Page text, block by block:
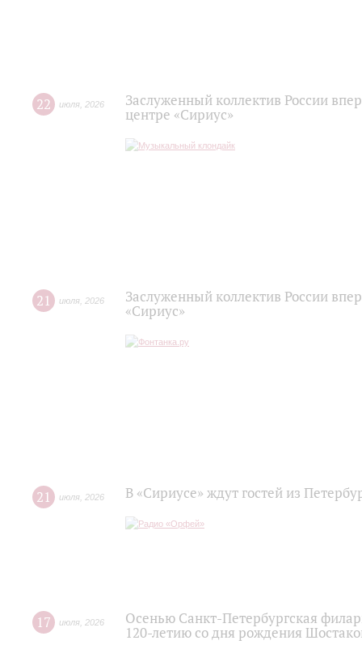
22 июля 2026
Заслуженный коллектив России
центре «Сириус»
21 июля 2026
Заслуженный коллектив России
«Сириус»
21 июля 2026 В «Сириусе» ждут гостей из
17 июля 2026
Осенью Санкт-Петербургская
120‑летию со дня рождения